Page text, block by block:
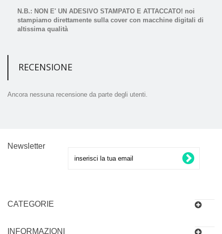
N.B.: NON E' UN ADESIVO STAMPATO E ATTACCATO! noi
stampiamo direttamente sulla cover con macchine digitali di
altissima qualità
RECENSIONE
Ancora nessuna recensione da parte degli utenti.
Newsletter
CATEGORIE
INFORMAZIONI